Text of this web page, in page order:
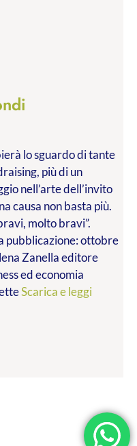
lo sguardo di tante
più di un
nell’arte dell’invito
causa non basta più.
molto bravi”.
pubblicazione: ottobre
Zanella editore
ed economia
Scarica e leggi